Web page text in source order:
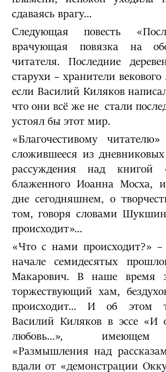
сдаваясь врагу…
Следующая повесть
врачующая повязка на
читателя. Последние
старухи – хранители
если Василий Киляков
что они всё же не стали
устоял бы этот мир.
«Благочестивому
сложившееся из
рассуждения над книгой
блаженного Иоанна Мосха,
дне сегодняшнем, о
том, говоря словами
происходит»…
«Что с нами происходит?» –
начале семидесятых
Макарович. В наше время
торжествующий хам,
происходит… И об этом
Василий Киляков в эссе «И
любовь…», имеющем
«Размышления над
вдали от «демонстрации